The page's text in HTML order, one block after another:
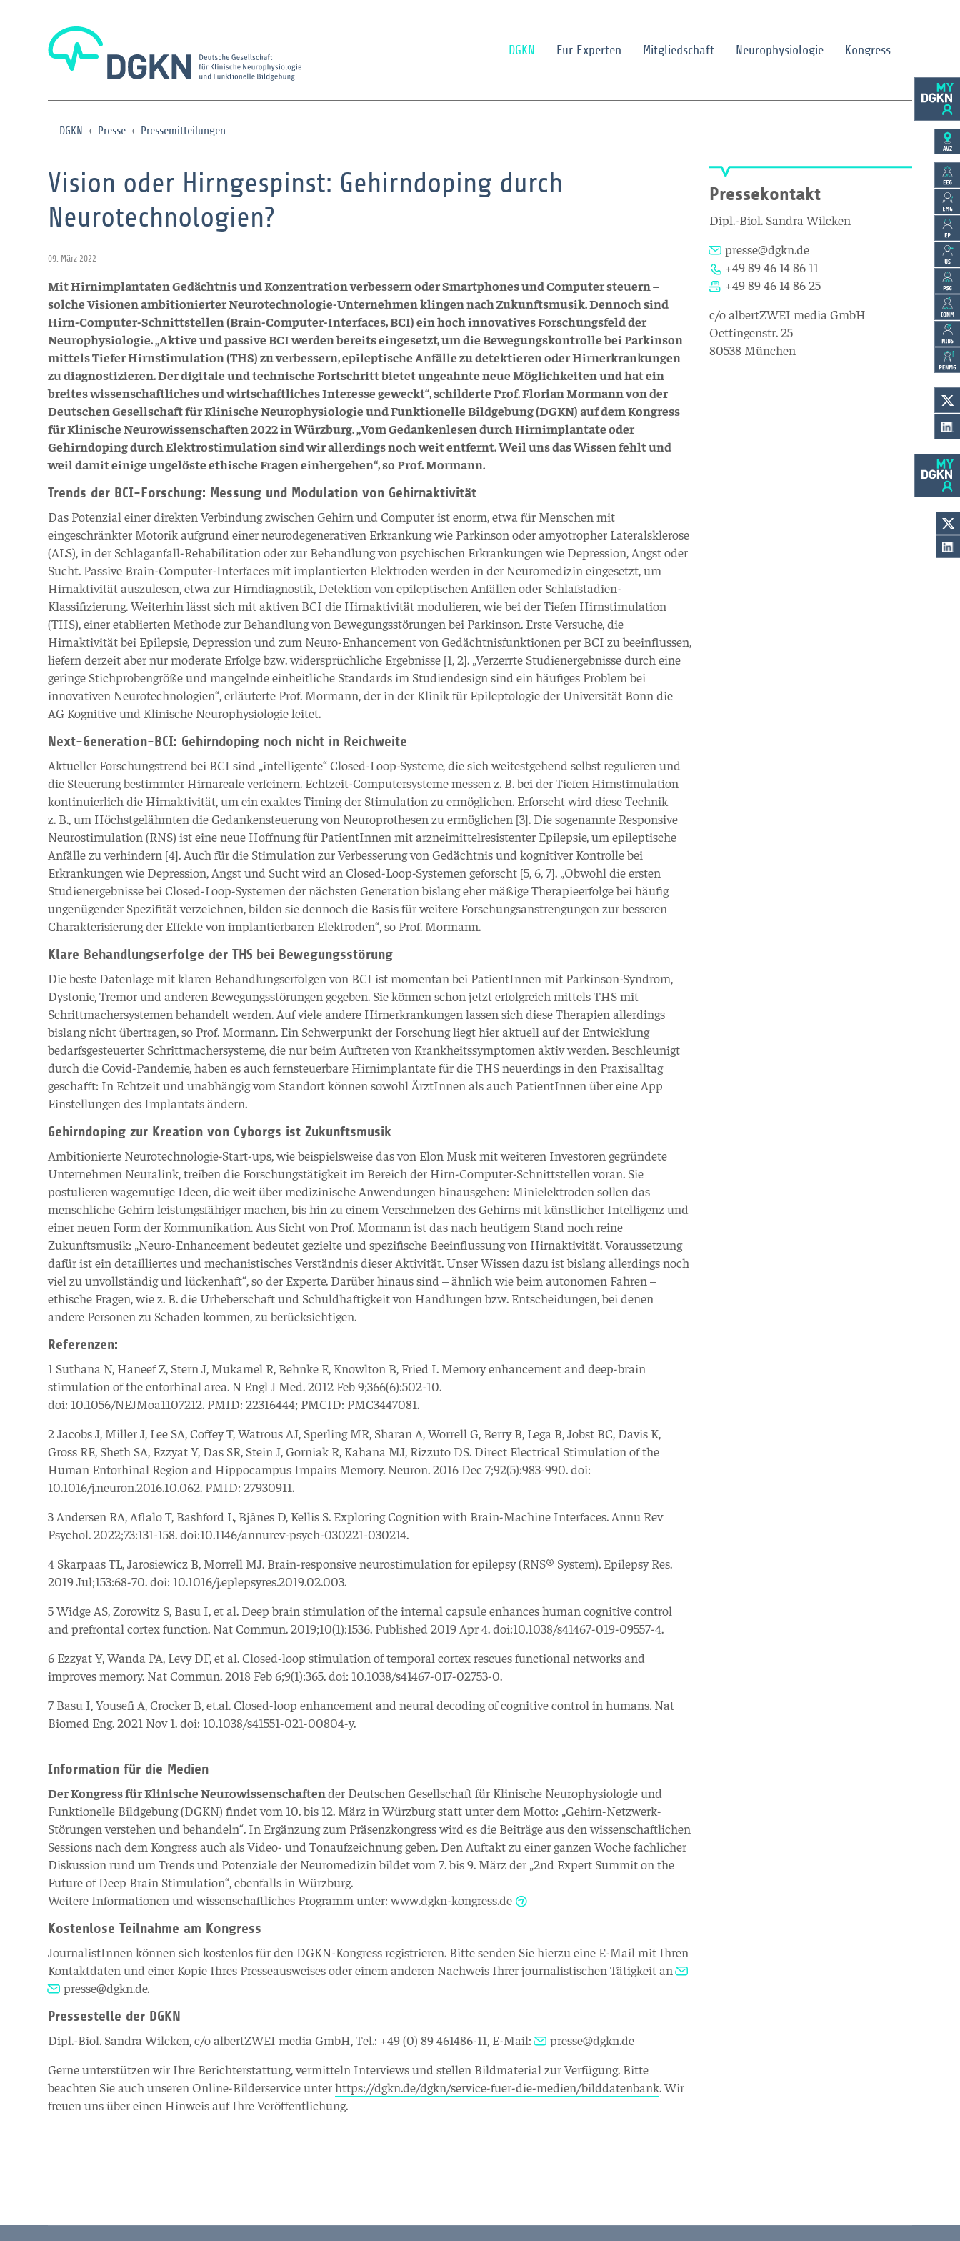
DGKN Für Experten Mitgliedschaft Neurophysiologie Kongress
DGKN Presse Pressemitteilungen
Vision oder Hirngespinst: Gehirndoping durch
Neurotechnologien?
09. März 2022
Mit Hirnimplantaten Gedächtnis und Konzentration verbessern oder Smartphones und Computer steuern –
solche Visionen ambitionierter Neurotechnologie-Unternehmen klingen nach Zukunftsmusik. Dennoch sind
Hirn-Computer-Schnittstellen (Brain-Computer-Interfaces, BCI) ein hoch innovatives Forschungsfeld der
Neurophysiologie. „Aktive und passive BCI werden bereits eingesetzt, um die Bewegungskontrolle bei Parkinson
mittels Tiefer Hirnstimulation (THS) zu verbessern, epileptische Anfälle zu detektieren oder Hirnerkrankungen
zu diagnostizieren. Der digitale und technische Fortschritt bietet ungeahnte neue Möglichkeiten und hat ein
breites wissenschaftliches und wirtschaftliches Interesse geweckt“, schilderte Prof. Florian Mormann von der
Deutschen Gesellschaft für Klinische Neurophysiologie und Funktionelle Bildgebung (DGKN) auf dem Kongress
für Klinische Neurowissenschaften 2022 in Würzburg. „Vom Gedankenlesen durch Hirnimplantate oder
Gehirndoping durch Elektrostimulation sind wir allerdings noch weit entfernt. Weil uns das Wissen fehlt und
weil damit einige ungelöste ethische Fragen einhergehen“, so Prof. Mormann.
Trends der BCI-Forschung: Messung und Modulation von Gehirnaktivität
Das Potenzial einer direkten Verbindung zwischen Gehirn und Computer ist enorm, etwa für Menschen mit
eingeschränkter Motorik aufgrund einer neurodegenerativen Erkrankung wie Parkinson oder amyotropher Lateralsklerose
(ALS), in der Schlaganfall-Rehabilitation oder zur Behandlung von psychischen Erkrankungen wie Depression, Angst oder
Sucht. Passive Brain-Computer-Interfaces mit implantierten Elektroden werden in der Neuromedizin eingesetzt, um
Hirnaktivität auszulesen, etwa zur Hirndiagnostik, Detektion von epileptischen Anfällen oder Schlafstadien-
Klassifizierung. Weiterhin lässt sich mit aktiven BCI die Hirnaktivität modulieren, wie bei der Tiefen Hirnstimulation
(THS), einer etablierten Methode zur Behandlung von Bewegungsstörungen bei Parkinson. Erste Versuche, die
Hirnaktivität bei Epilepsie, Depression und zum Neuro-Enhancement von Gedächtnisfunktionen per BCI zu beeinflussen,
liefern derzeit aber nur moderate Erfolge bzw. widersprüchliche Ergebnisse [1, 2]. „Verzerrte Studienergebnisse durch eine
geringe Stichprobengröße und mangelnde einheitliche Standards im Studiendesign sind ein häufiges Problem bei
innovativen Neurotechnologien“, erläuterte Prof. Mormann, der in der Klinik für Epileptologie der Universität Bonn die
AG Kognitive und Klinische Neurophysiologie leitet.
Next-Generation-BCI: Gehirndoping noch nicht in Reichweite
Aktueller Forschungstrend bei BCI sind „intelligente“ Closed-Loop-Systeme, die sich weitestgehend selbst regulieren und
die Steuerung bestimmter Hirnareale verfeinern. Echtzeit-Computersysteme messen z. B. bei der Tiefen Hirnstimulation
kontinuierlich die Hirnaktivität, um ein exaktes Timing der Stimulation zu ermöglichen. Erforscht wird diese Technik
z. B., um Höchstgelähmten die Gedankensteuerung von Neuroprothesen zu ermöglichen [3]. Die sogenannte Responsive
Neurostimulation (RNS) ist eine neue Hoffnung für PatientInnen mit arzneimittelresistenter Epilepsie, um epileptische
Anfälle zu verhindern [4]. Auch für die Stimulation zur Verbesserung von Gedächtnis und kognitiver Kontrolle bei
Erkrankungen wie Depression, Angst und Sucht wird an Closed-Loop-Systemen geforscht [5, 6, 7]. „Obwohl die ersten
Studienergebnisse bei Closed-Loop-Systemen der nächsten Generation bislang eher mäßige Therapieerfolge bei häufig
ungenügender Spezifität verzeichnen, bilden sie dennoch die Basis für weitere Forschungsanstrengungen zur besseren
Charakterisierung der Effekte von implantierbaren Elektroden“, so Prof. Mormann.
Klare Behandlungserfolge der THS bei Bewegungsstörung
Die beste Datenlage mit klaren Behandlungserfolgen von BCI ist momentan bei PatientInnen mit Parkinson-Syndrom,
Dystonie, Tremor und anderen Bewegungsstörungen gegeben. Sie können schon jetzt erfolgreich mittels THS mit
Schrittmachersystemen behandelt werden. Auf viele andere Hirnerkrankungen lassen sich diese Therapien allerdings
bislang nicht übertragen, so Prof. Mormann. Ein Schwerpunkt der Forschung liegt hier aktuell auf der Entwicklung
bedarfsgesteuerter Schrittmachersysteme, die nur beim Auftreten von Krankheitssymptomen aktiv werden. Beschleunigt
durch die Covid-Pandemie, haben es auch fernsteuerbare Hirnimplantate für die THS neuerdings in den Praxisalltag
geschafft: In Echtzeit und unabhängig vom Standort können sowohl ÄrztInnen als auch PatientInnen über eine App
Einstellungen des Implantats ändern.
Gehirndoping zur Kreation von Cyborgs ist Zukunftsmusik
Ambitionierte Neurotechnologie-Start-ups, wie beispielsweise das von Elon Musk mit weiteren Investoren gegründete
Unternehmen Neuralink, treiben die Forschungstätigkeit im Bereich der Hirn-Computer-Schnittstellen voran. Sie
postulieren wagemutige Ideen, die weit über medizinische Anwendungen hinausgehen: Minielektroden sollen das
menschliche Gehirn leistungsfähiger machen, bis hin zu einem Verschmelzen des Gehirns mit künstlicher Intelligenz und
einer neuen Form der Kommunikation. Aus Sicht von Prof. Mormann ist das nach heutigem Stand noch reine
Zukunftsmusik: „Neuro-Enhancement bedeutet gezielte und spezifische Beeinflussung von Hirnaktivität. Voraussetzung
dafür ist ein detailliertes und mechanistisches Verständnis dieser Aktivität. Unser Wissen dazu ist bislang allerdings noch
viel zu unvollständig und lückenhaft“, so der Experte. Darüber hinaus sind – ähnlich wie beim autonomen Fahren –
ethische Fragen, wie z. B. die Urheberschaft und Schuldhaftigkeit von Handlungen bzw. Entscheidungen, bei denen
andere Personen zu Schaden kommen, zu berücksichtigen.
Referenzen:
1 Suthana N, Haneef Z, Stern J, Mukamel R, Behnke E, Knowlton B, Fried I. Memory enhancement and deep-brain
stimulation of the entorhinal area. N Engl J Med. 2012 Feb 9;366(6):502-10.
doi: 10.1056/NEJMoa1107212. PMID: 22316444; PMCID: PMC3447081.
2 Jacobs J, Miller J, Lee SA, Coffey T, Watrous AJ, Sperling MR, Sharan A, Worrell G, Berry B, Lega B, Jobst BC, Davis K,
Gross RE, Sheth SA, Ezzyat Y, Das SR, Stein J, Gorniak R, Kahana MJ, Rizzuto DS. Direct Electrical Stimulation of the
Human Entorhinal Region and Hippocampus Impairs Memory. Neuron. 2016 Dec 7;92(5):983-990. doi:
10.1016/j.neuron.2016.10.062. PMID: 27930911.
3 Andersen RA, Aflalo T, Bashford L, Bjånes D, Kellis S. Exploring Cognition with Brain-Machine Interfaces. Annu Rev
Psychol. 2022;73:131-158. doi:10.1146/annurev-psych-030221-030214.
4 Skarpaas TL, Jarosiewicz B, Morrell MJ. Brain-responsive neurostimulation for epilepsy (RNS® System). Epilepsy Res.
2019 Jul;153:68-70. doi: 10.1016/j.eplepsyres.2019.02.003.
5 Widge AS, Zorowitz S, Basu I, et al. Deep brain stimulation of the internal capsule enhances human cognitive control
and prefrontal cortex function. Nat Commun. 2019;10(1):1536. Published 2019 Apr 4. doi:10.1038/s41467-019-09557-4.
6 Ezzyat Y, Wanda PA, Levy DF, et al. Closed-loop stimulation of temporal cortex rescues functional networks and
improves memory. Nat Commun. 2018 Feb 6;9(1):365. doi: 10.1038/s41467-017-02753-0.
7 Basu I, Yousefi A, Crocker B, et.al. Closed-loop enhancement and neural decoding of cognitive control in humans. Nat
Biomed Eng. 2021 Nov 1. doi: 10.1038/s41551-021-00804-y.
Information für die Medien
Der Kongress für Klinische Neurowissenschaftender Deutschen Gesellschaft für Klinische Neurophysiologie und
Funktionelle Bildgebung (DGKN) findet vom 10. bis 12. März in Würzburg statt unter dem Motto: „Gehirn-Netzwerk-
Störungen verstehen und behandeln“. In Ergänzung zum Präsenzkongress wird es die Beiträge aus den wissenschaftlichen
Sessions nach dem Kongress auch als Video- und Tonaufzeichnung geben. Den Auftakt zu einer ganzen Woche fachlicher
Diskussion rund um Trends und Potenziale der Neuromedizin bildet vom 7. bis 9. März der „2nd Expert Summit on the
Future of Deep Brain Stimulation“, ebenfalls in Würzburg.
Weitere Informationen und wissenschaftliches Programm unter:www.dgkn-kongress.de
Kostenlose Teilnahme am Kongress
JournalistInnen können sich kostenlos für den DGKN-Kongress registrieren. Bitte senden Sie hierzu eine E-Mail mit Ihren
Kontaktdaten und einer Kopie Ihres Presseausweises oder einem anderen Nachweis Ihrer journalistischen Tätigkeit an
presse@dgkn.de.
Pressestelle der DGKN
Dipl.-Biol. Sandra Wilcken, c/o albertZWEI media GmbH, Tel.: +49 (0) 89 461486-11, E-Mail:
presse@dgkn.de
Gerne unterstützen wir Ihre Berichterstattung, vermitteln Interviews und stellen Bildmaterial zur Verfügung. Bitte
beachten Sie auch unseren Online-Bilderservice unterhttps://dgkn.de/dgkn/service-fuer-die-medien/bilddatenbank. Wir
freuen uns über einen Hinweis auf Ihre Veröffentlichung.
Pressekontakt
Dipl.-Biol. Sandra Wilcken
presse@dgkn.de
+49 89 46 14 86 11
+49 89 46 14 86 25
c/o albertZWEI media GmbH
Oettingenstr. 25
80538 München